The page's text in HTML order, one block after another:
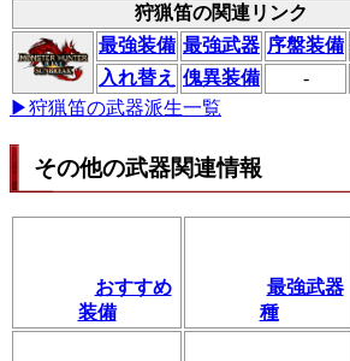
狩猟笛の関連リンク
最強装備 最強武器 序盤装備
入れ替え 傀異装備 -
▶狩猟笛の武器派生一覧
その他の武器関連情報
おすすめ
装備
最強武器
種